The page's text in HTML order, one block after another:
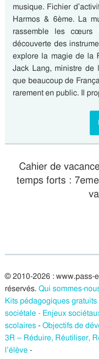
musique. Fichier
Harmos & 6ème. La
rassemble les
découverte des
explore la magie de la
Jack Lang, ministre de
que beaucoup de
rarement en public. Il
Cahier de
temps forts :
© 2010-2026 : www.pass-
réservés. Qui sommes-
Kits pédagogiques
sociétale - Enjeux
scolaires-Objectifs de
3R – Réduire, Réutiliser,
l’élève-